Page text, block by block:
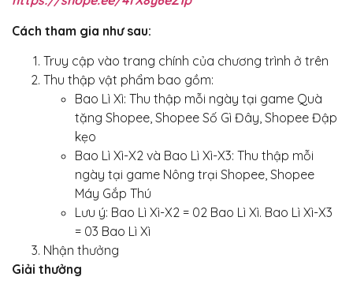
Cách tham gia như sau:
Truy cập vào trang chính của chương trình ở trên
Thu thập vật phẩm bao gồm:
Bao Lì Xì: Thu thập mỗi ngày tại game Quà
tặng Shopee, Shopee Số Gì Đây, Shopee Đập
kẹo
Bao Lì Xì-X2 và Bao Lì Xì-X3: Thu thập mỗi
ngày tại game Nông trại Shopee, Shopee
Máy Gắp Thú
Lưu ý: Bao Lì Xì-X2 = 02 Bao Lì Xì. Bao Lì Xì-X3
= 03 Bao Lì Xì
Nhận thưởng
Giải thưởng